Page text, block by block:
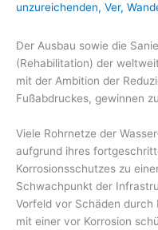
unzureichenden, Ver,
Der Ausbau sowie die
(Rehabilitation) der
mit der Ambition der
Fußabdruckes, gewinnen
Viele Rohrnetze der
aufgrund ihres
Korrosionsschutzes zu
Schwachpunkt der
Vorfeld vor Schäden durch
mit einer vor Korrosion